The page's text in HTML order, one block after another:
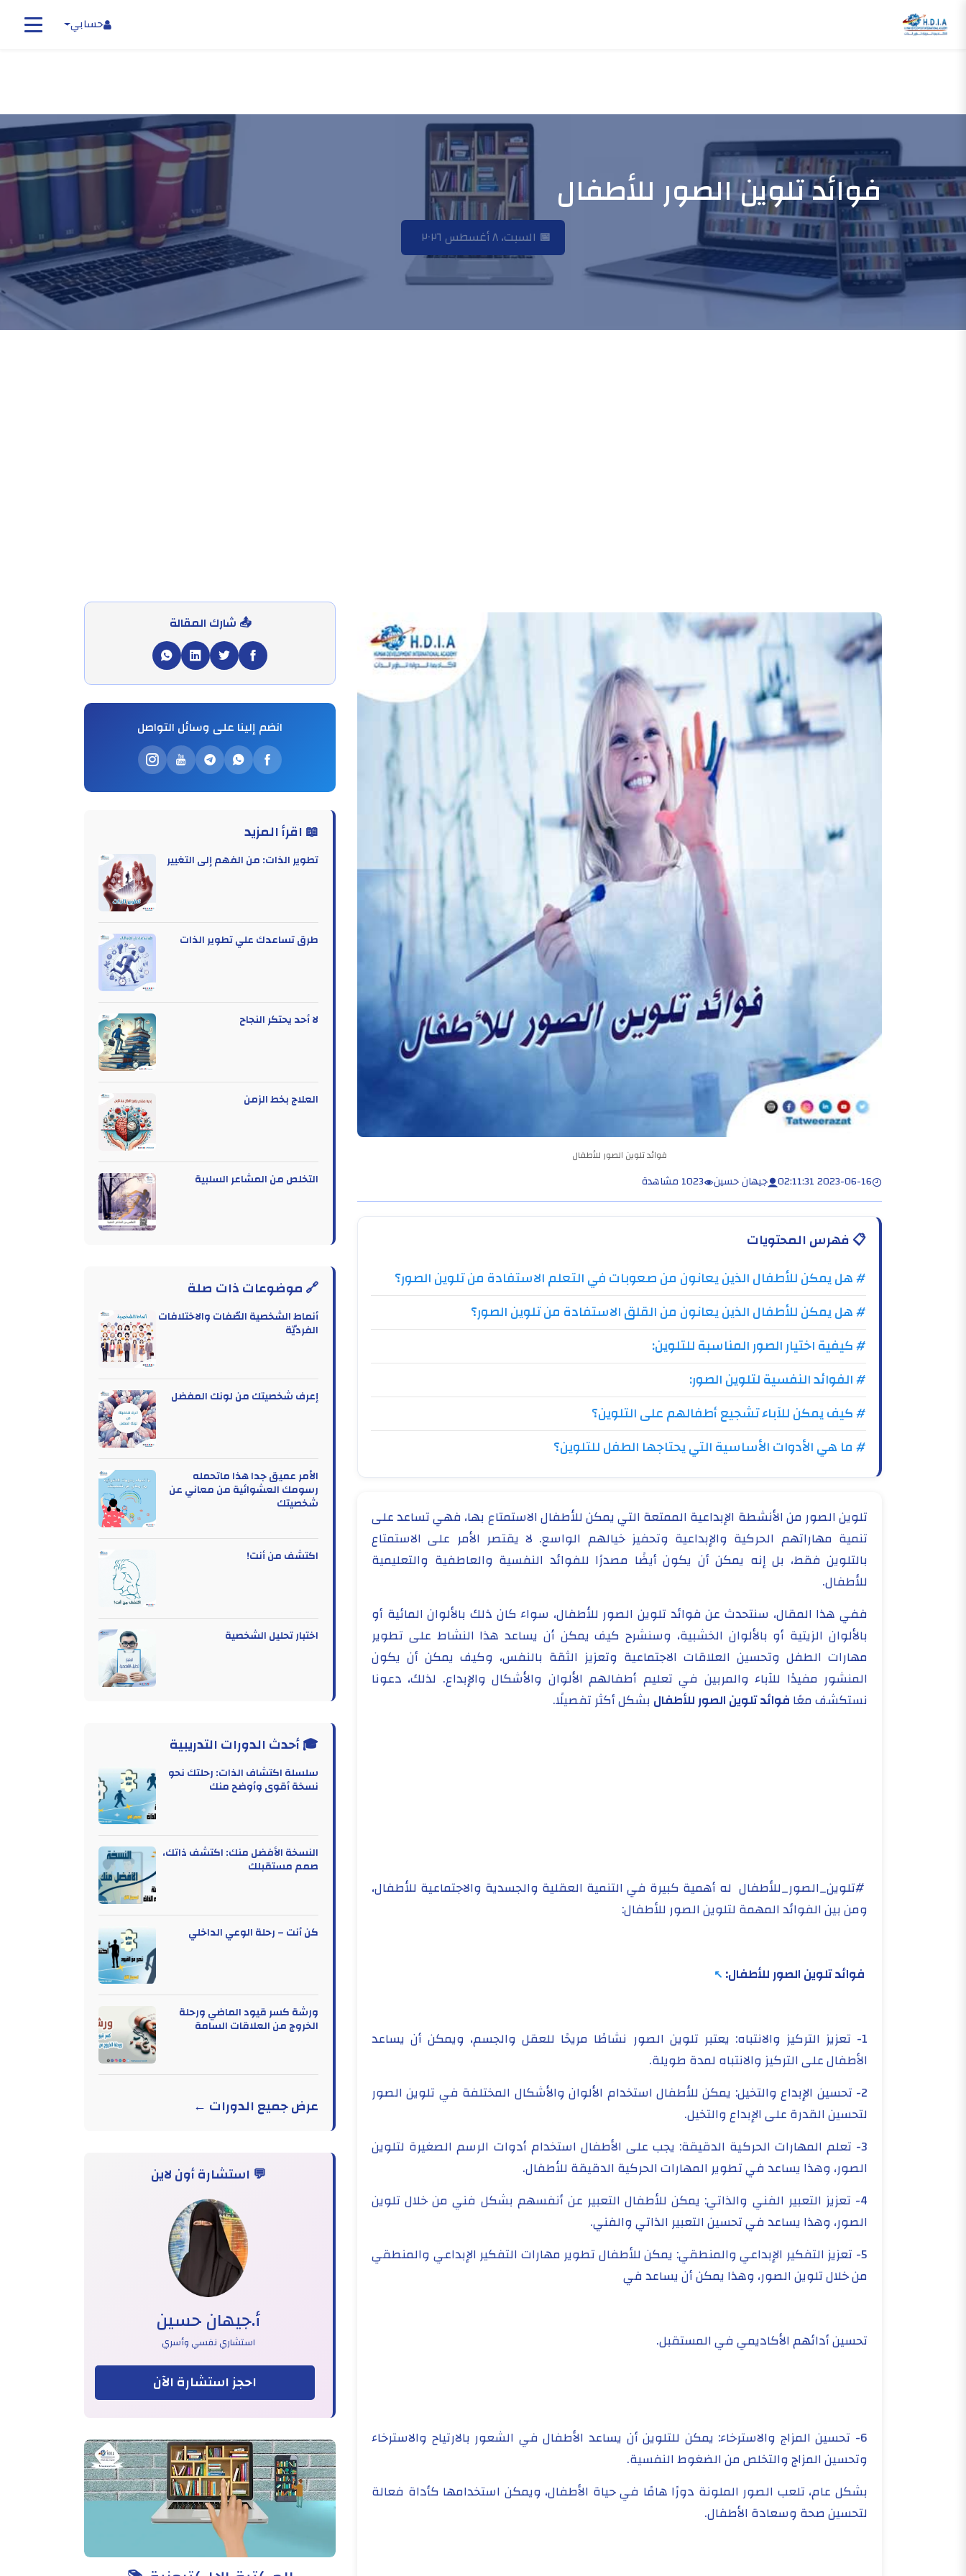
حسابي
فوائد تلوين الصور للأطفال
📅 السبت، ٨ أغسطس ٢٠٢٦
الرئيسية فوائد تلوين الصور للأطفال
فوائد تلوين الصور للأطفال
2023-06-16 02:11:31 جيهان حسين 1023 مشاهدة
📋فهرس المحتويات
# هل يمكن للأطفال الذين يعانون من صعوبات في التعلم الاستفادة من تلوين الصور؟
# هل يمكن للأطفال الذين يعانون من القلق الاستفادة من تلوين الصور؟
# كيفية اختيار الصور المناسبة للتلوين:
# الفوائد النفسية لتلوين الصور:
# كيف يمكن للآباء تشجيع أطفالهم على التلوين؟
# ما هي الأدوات الأساسية التي يحتاجها الطفل للتلوين؟
تلوين الصور من الأنشطة الإبداعية الممتعة التي يمكن للأطفال الاستمتاع بها، فهي تساعد على
تنمية مهاراتهم الحركية والإبداعية وتحفيز خيالهم الواسع. لا يقتصر الأمر على الاستمتاع
بالتلوين فقط، بل إنه يمكن أن يكون أيضًا مصدرًا للفوائد النفسية والعاطفية والتعليمية
للأطفال.
ففي هذا المقال، سنتحدث عن فوائد تلوين الصور للأطفال، سواء كان ذلك بالألوان المائية أو
بالألوان الزيتية أو بالألوان الخشبية، وسنشرح كيف يمكن أن يساعد هذا النشاط على تطوير
مهارات الطفل وتحسين العلاقات الاجتماعية وتعزيز الثقة بالنفس، وكيف يمكن أن يكون
المنشور مفيدًا للآباء والمربين في تعليم أطفالهم الألوان والأشكال والإبداع. لذلك، دعونا
نستكشف معًافوائد تلوين الصور للأطفال بشكل أكثر تفصيلًا.
#تلوين_الصور_للأطفال له أهمية كبيرة في التنمية العقلية والجسدية والاجتماعية للأطفال،
ومن بين الفوائد المهمة لتلوين الصور للأطفال:
فوائد تلوين الصور للأطفال:
1- تعزيز التركيز والانتباه: يعتبر تلوين الصور نشاطًا مريحًا للعقل والجسم، ويمكن أن يساعد
الأطفال على التركيز والانتباه لمدة طويلة.
2- تحسين الإبداع والتخيل: يمكن للأطفال استخدام الألوان والأشكال المختلفة في تلوين الصور
لتحسين القدرة على الإبداع والتخيل.
3- تعلم المهارات الحركية الدقيقة: يجب على الأطفال استخدام أدوات الرسم الصغيرة لتلوين
الصور، وهذا يساعد في تطوير المهارات الحركية الدقيقة للأطفال.
4- تعزيز التعبير الفني والذاتي: يمكن للأطفال التعبير عن أنفسهم بشكل فني من خلال تلوين
الصور، وهذا يساعد في تحسين التعبير الذاتي والفني.
5- تعزيز التفكير الإبداعي والمنطقي: يمكن للأطفال تطوير مهارات التفكير الإبداعي والمنطقي
من خلال تلوين الصور، وهذا يمكن أن يساعد في
تحسين أدائهم الأكاديمي في المستقبل.
6- تحسين المزاج والاسترخاء: يمكن للتلوين أن يساعد الأطفال في الشعور بالارتياح والاسترخاء
وتحسين المزاج والتخلص من الضغوط النفسية.
بشكل عام، تلعب الصور الملونة دورًا هامًا في حياة الأطفال، ويمكن استخدامها كأداة فعالة
لتحسين صحة وسعادة الأطفال.
📤 شارك المقالة
انضم إلينا على وسائل التواصل
📖 اقرأ المزيد
تطوير الذات: من الفهم إلى التغيير
طرق تساعدك علي تطوير الذات
لا أحد يحتكر النجاح
العلاج بخط الزمن
التخلص من المشاعر السلبية
🔗 موضوعات ذات صلة
أنماط الشخصية الصّفات والاختلافات
الفرديّة
إعرف شخصيتك من لونك المفضل
الأمر عميق جدا هذا ماتحمله
رسومك العشوائية من معاني عن
شخصيتك
اكتشف من أنت!
اختبار تحليل الشخصية
🎓 أحدث الدورات التدريبية
سلسلة اكتشاف الذات: رحلتك نحو
نسخة أقوى وأوضح منك
النسخة الأفضل منك: اكتشف ذاتك،
صمم مستقبلك
كن أنت – رحلة الوعي الداخلي
ورشة كسر قيود الماضي ورحلة
الخروج من العلاقات السامة
عرض جميع الدورات ←
💬 استشارة أون لاين
أ.جيهان حسين
استشاري نفسي وأسري
احجز استشارة الآن